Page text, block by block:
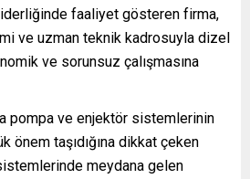
faaliyet gösteren firma,
ve uzman teknik kadrosuyla dizel
ve sorunsuz çalışmasına
pompa ve enjektör sistemlerinin
önem taşıdığına dikkat çeken
meydana gelen